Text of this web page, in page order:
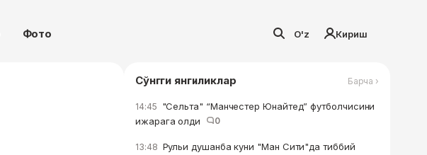
Фото O'z Кириш
Сўнгги янгиликлар Барча ›
14:45 "Сельта" “Манчестер Юнайтед” футболчисини
ижарага олди
0
13:48 Рульи душанба куни "Ман Сити"да тиббий